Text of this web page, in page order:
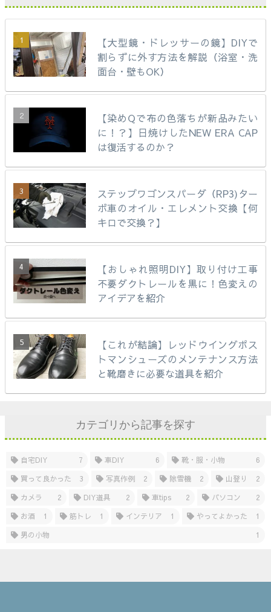
【大型鏡・ドレッサーの鏡】DIYで
割らずに外す方法を解説（浴室・洗
面台・壁もOK）
【染めQで布の色落ちが新品みたい
に！？】日焼けしたNEW ERA CAP
は復活するのか？
ステップワゴンスパーダ（RP3)ター
ボ車のオイル・エレメント交換【何
キロで交換？】
【おしゃれ照明DIY】取り付け工事
不要ダクトレールを黒に！色変えの
アイデアを紹介
【これが結論】レッドウイングポス
トマンシューズのメンテナンス方法
と靴磨きに必要な道具を紹介
カテゴリから記事を探す
自宅DIY 7 車DIY 6 靴・服・小物
6
買って良かった
3 写真作例 2 除雪機 2 山登り
2
カメラ
2 DIY道具 2 車tips 2 パソコン
2
お酒
1 筋トレ 1 インテリア 1 やってよかった
1
男の小物
1